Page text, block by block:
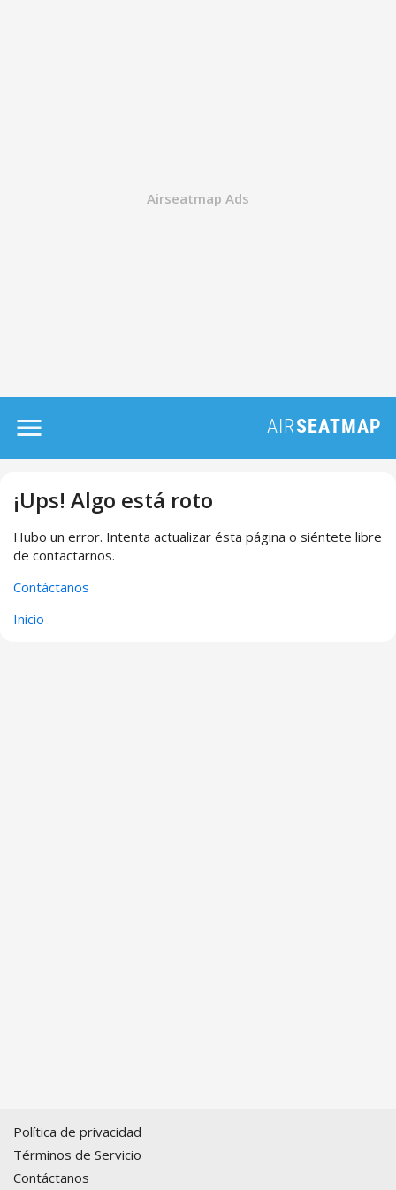
¡Ups! Algo está roto
Hubo un error. Intenta actualizar ésta página o siéntete libre
de contactarnos.
Contáctanos
Inicio
Política de privacidad
Términos de Servicio
Contáctanos